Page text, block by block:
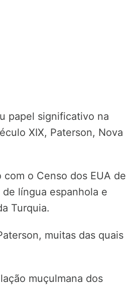
papel significativo na
XIX, Paterson, Nova
o Censo dos EUA de
língua espanhola e
Turquia.
muitas das quais
muçulmana dos